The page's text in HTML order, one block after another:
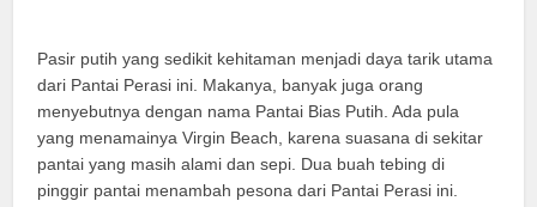
Pasir putih yang sedikit kehitaman menjadi daya tarik utama
dari Pantai Perasi ini. Makanya, banyak juga orang
menyebutnya dengan nama Pantai Bias Putih. Ada pula
yang menamainya Virgin Beach, karena suasana di sekitar
pantai yang masih alami dan sepi. Dua buah tebing di
pinggir pantai menambah pesona dari Pantai Perasi ini.